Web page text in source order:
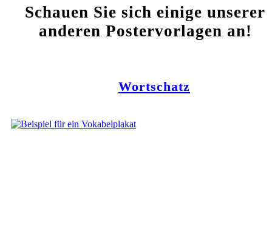
Schauen Sie sich einige unserer
anderen Postervorlagen an!
Wortschatz